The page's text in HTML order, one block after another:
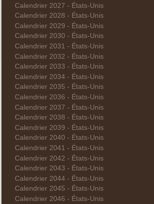
Calendrier 2027 - États-Unis
Calendrier 2028 - États-Unis
Calendrier 2029 - États-Unis
Calendrier 2030 - États-Unis
Calendrier 2031 - États-Unis
Calendrier 2032 - États-Unis
Calendrier 2033 - États-Unis
Calendrier 2034 - États-Unis
Calendrier 2035 - États-Unis
Calendrier 2036 - États-Unis
Calendrier 2037 - États-Unis
Calendrier 2038 - États-Unis
Calendrier 2039 - États-Unis
Calendrier 2040 - États-Unis
Calendrier 2041 - États-Unis
Calendrier 2042 - États-Unis
Calendrier 2043 - États-Unis
Calendrier 2044 - États-Unis
Calendrier 2045 - États-Unis
Calendrier 2046 - États-Unis